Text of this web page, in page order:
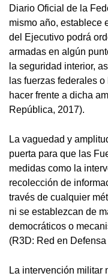
Diario Oficial de la
mismo año, establece
del Ejecutivo podrá
armadas en algún
la seguridad interior,
las fuerzas federales
hacer frente a dicha
República, 2017).
La vaguedad y
puerta para que las
medidas como la
recolección de
través de cualquier
ni se establezcan de
democráticos o
(R3D: Red en
La intervención militar